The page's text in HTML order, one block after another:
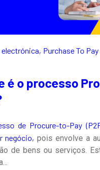
electrónica, Purchase To
é o processo
de Procure-to-Pay
negócio, pois envolve a
de bens ou serviços.